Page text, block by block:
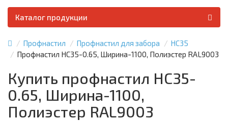
Каталог продукции
Профнастил Профнастил для забора
НС35
Профнастил НС35-0.65, Ширина-1100, Полиэстер RAL9003
Купить профнастил НС35-
0.65, Ширина-1100,
Полиэстер RAL9003